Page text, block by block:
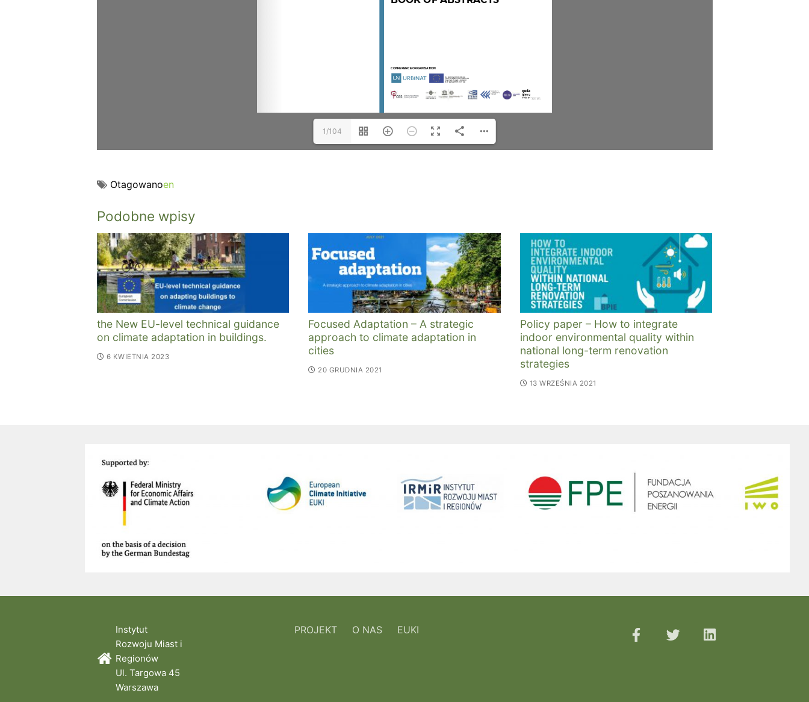
1/104
Otagowanoen
Podobne wpisy
the New EU-level technical guidance
on climate adaptation in buildings.
6 KWIETNIA 2023
Focused Adaptation – A strategic
approach to climate adaptation in
cities
20 GRUDNIA 2021
Policy paper – How to integrate
indoor environmental quality within
national long-term renovation
strategies
13 WRZEŚNIA 2021
Instytut
Rozwoju Miast i
Regionów
Ul. Targowa 45
Warszawa
PROJEKT O NAS EUKI